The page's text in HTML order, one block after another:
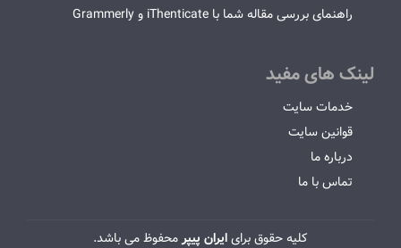
راهنمای بررسی مقاله شما با iThenticate و Grammerly
لینک های مفید
خدمات سایت
قوانین سایت
درباره ما
تماس با ما
کلیه حقوق برایایران پیپرمحفوظ می باشد.